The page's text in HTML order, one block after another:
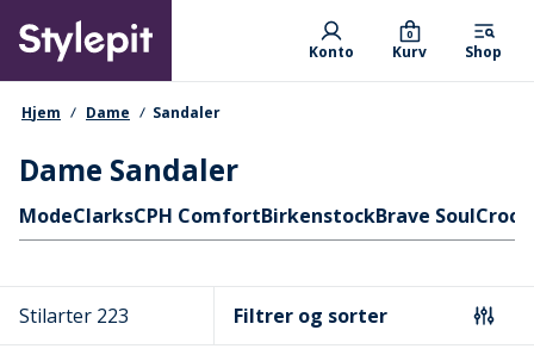
main
content
Primary departments
Konto Kurv
0
Shop
navigationssti
Hjem Dame Sandaler
Dame Sandaler
Hurtige links
ModeClarksCPH ComfortBirkenstockBrave SoulCrocs
Stilarter 223 Filtrer og sorter